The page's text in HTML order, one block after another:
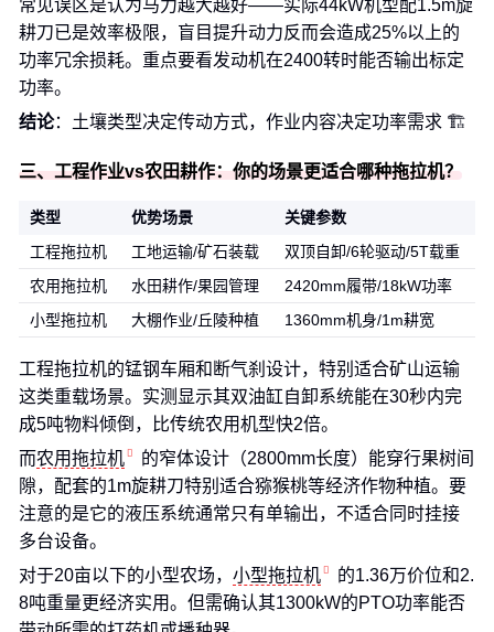
常见误区是认为马力越大越好——实际44kW机型配1.5m旋
耕刀已是效率极限，盲目提升动力反而会造成25%以上的
功率冗余损耗。重点要看发动机在2400转时能否输出标定
功率。
结论：土壤类型决定传动方式，作业内容决定功率需求 🏗️
三、工程作业vs农田耕作：你的场景更适合哪种拖拉机？
类型 优势场景
关键参数
工程拖拉机
工地运输/矿石装载
双顶自卸/6轮驱动/5T载重
农用拖拉机
水田耕作/果园管理
2420mm履带/18kW功率
小型拖拉机
大棚作业/丘陵种植 1360mm机身/1m耕宽
工程拖拉机的锰钢车厢和断气刹设计，特别适合矿山运输
这类重载场景。实测显示其双油缸自卸系统能在30秒内完
成5吨物料倾倒，比传统农用机型快2倍。
而农用拖拉机
的窄体设计（2800mm长度）能穿行果树间
隙，配套的1m旋耕刀特别适合猕猴桃等经济作物种植。要
注意的是它的液压系统通常只有单输出，不适合同时挂接
多台设备。
对于20亩以下的小型农场， 小型拖拉机
的1.36万价位和2.
8吨重量更经济实用。但需确认其1300kW的PTO功率能否